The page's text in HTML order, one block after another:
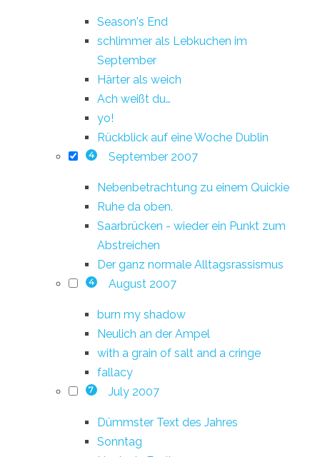
Season's End
schlimmer als Lebkuchen im
September
Härter als weich
Ach weißt du…
yo!
Rückblick auf eine Woche Dublin
4 September 2007
Nebenbetrachtung zu einem Quickie
Ruhe da oben.
Saarbrücken - wieder ein Punkt zum
Abstreichen
Der ganz normale Alltagsrassismus
4 August 2007
burn my shadow
Neulich an der Ampel
with a grain of salt and a cringe
fallacy
7 July 2007
Dümmster Text des Jahres
Sonntag